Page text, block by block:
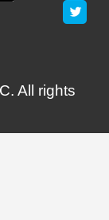
All rights